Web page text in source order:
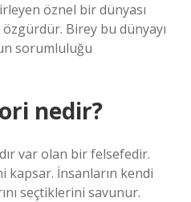
öznel bir dünyası
Birey bu dünyayı
sorumluluğu
nedir?
var olan bir felsefedir.
kapsar. İnsanların kendi
seçtiklerini savunur.